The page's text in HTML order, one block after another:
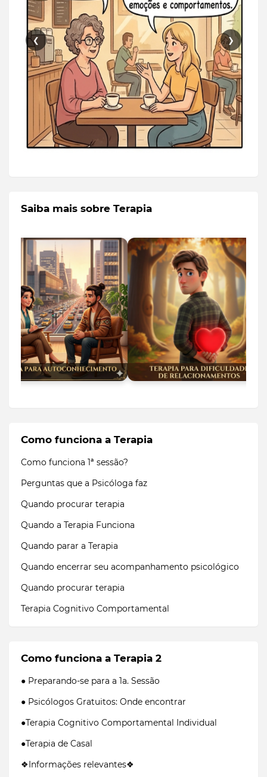
❮ ❯
Saiba mais sobre Terapia
Como funciona a Terapia
Como funciona 1ª sessão?
Perguntas que a Psicóloga faz
Quando procurar terapia
Quando a Terapia Funciona
Quando parar a Terapia
Quando encerrar seu acompanhamento psicológico
Quando procurar terapia
Terapia Cognitivo Comportamental
Como funciona a Terapia 2
● Preparando-se para a 1a. Sessão
● Psicólogos Gratuitos: Onde encontrar
●Terapia Cognitivo Comportamental Individual
●Terapia de Casal
❖Informações relevantes❖